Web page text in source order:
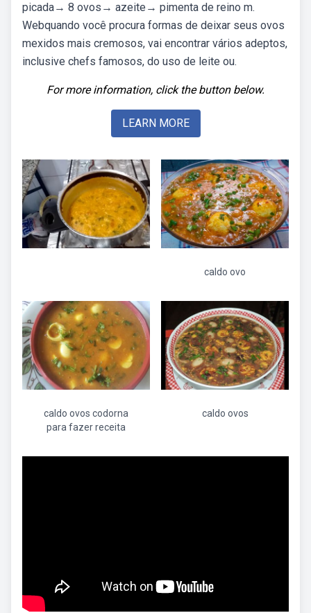
picada→ 8 ovos→ azeite→ pimenta de reino m.
Webquando você procura formas de deixar seus ovos
mexidos mais cremosos, vai encontrar vários adeptos,
inclusive chefs famosos, do uso de leite ou.
For more information, click the button below.
LEARN MORE
caldo ovo
caldo ovos codorna
para fazer receita
caldo ovos